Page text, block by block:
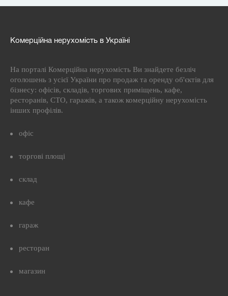
Комерційна нерухомість в Україні
На порталі Комерційна нерухомість Ви знайдете безліч
оголошень з усієї України про продаж та оренду об'єктів для
бізнесу: офісів, складів, торгових приміщень, кафе,
ресторанів, СТО, гаражів, а також комерційну нерухомість
інших профілів.
офіс
торгові площі
склад
кафе
гараж
ресторан
магазин